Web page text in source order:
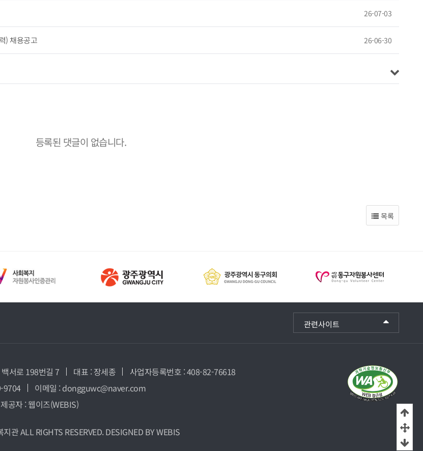
26-07-03
) 채용공고 26-06-30
등록된 댓글이 없습니다.
목록
관련사이트
서로 198번길 7 대표 : 장세종
사업자등록번호 : 408-82-76618
9704
이메일 : dongguwc@naver.com
공자 :웹이즈(WEBIS)
지관ALL RIGHTS RESERVED. DESIGNED BYWEBIS
상
중
하